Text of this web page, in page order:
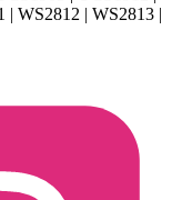
| WS2812 | WS2813 |